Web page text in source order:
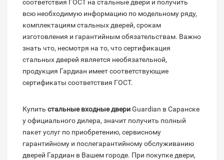
соответствия ГОСТ на стальные двери и получить
всю необходимую информацию по модельному ряду,
комплектациям стальных дверей, срокам
изготовления и гарантийным обязательствам. Важно
знать что, несмотря на то, что сертификация
стальных дверей является необязательной,
продукция Гардиан имеет соответствующие
сертификаты соответствия ГОСТ.
Купить стальные входные двериGuardian в Саранске
у официального дилера, значит получить полный
пакет услуг по приобретению, сервисному
гарантийному и послегарантийному обслуживанию
дверей Гардиан в Вашем городе. При покупке двери,